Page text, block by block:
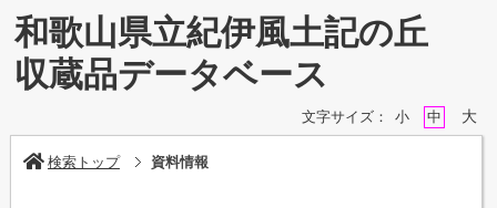
和歌山県立紀伊風土記の丘
収蔵品データベース
文字サイズ： 小 中 大
検索トップ 資料情報